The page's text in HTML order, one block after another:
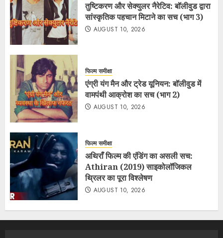
तुष्टिकरण और सेक्युलर नैरेटिव: बॉलीवुड द्वारा
सांस्कृतिक पहचान मिटाने का सच (भाग 3)
AUGUST 10, 2026
फिल्म समीक्षा
एंग्री यंग मैन और ट्रेड यूनियन: बॉलीवुड में
वामपंथी आक्रोश का सच (भाग 2)
AUGUST 10, 2026
फिल्म समीक्षा
अथिराँ फिल्म की एंडिंग का असली सच:
Athiran (2019) साइकोलॉजिकल
थ्रिलर का पूरा विश्लेषण
AUGUST 10, 2026